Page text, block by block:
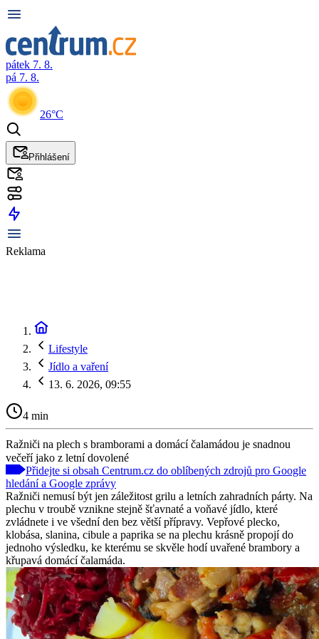
pátek 7. 8.
pá 7. 8.
26°C
Přihlášení
Reklama
Lifestyle
Jídlo a vaření
13. 6. 2026, 09:55
4 min
Ražniči na plech s bramborami a domácí čalamádou je snadnou
večeří jako z letní dovolené
Přidejte si obsah Centrum.cz do oblíbených zdrojů pro Google
hledání a Google zprávy
Ražniči nemusí být jen záležitost grilu a letních zahradních párty. Na
plechu v troubě vznikne stejně šťavnaté a voňavé jídlo, které
zvládnete i ve všední den bez větší přípravy. Vepřové plecko,
klobása, slanina, cibule a paprika se na plechu krásně propojí do
jednoho výsledku, ke kterému se skvěle hodí uvařené brambory a
křupavá domácí čalamáda.